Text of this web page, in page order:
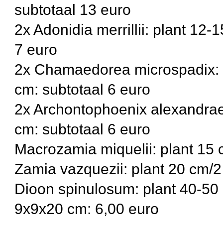
subtotaal 13 euro
2x Adonidia merrillii: plant 12-
7 euro
2x Chamaedorea
cm: subtotaal 6 euro
2x Archontophoenix
cm: subtotaal 6 euro
Macrozamia miquelii: plant 15
Zamia vazquezii: plant 20 cm/
Dioon spinulosum: plant 40-
9x9x20 cm: 6,00 euro